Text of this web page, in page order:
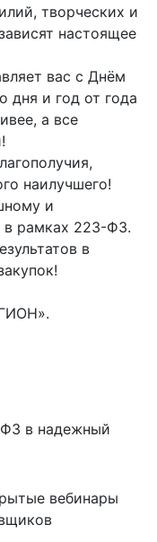
творческих и
настоящее
вас с Днём
дня и год от года
а все
наилучшего!
и
в рамках 223-ФЗ.
в
ФЗ в надежный
вебинары